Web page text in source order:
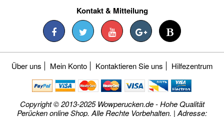
Kontakt & Mitteilung
Über uns Mein Konto Kontaktieren Sie uns Hilfezentrum
Copyright © 2013-2025 Wowperucken.de - Hohe Qualität
Perücken online Shop. Alle Rechte Vorbehalten. | Adresse: